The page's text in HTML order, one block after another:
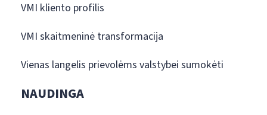
VMI kliento profilis
VMI skaitmeninė transformacija
Vienas langelis prievolėms valstybei sumokėti
NAUDINGA